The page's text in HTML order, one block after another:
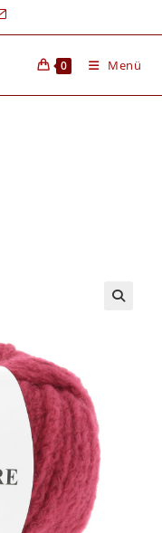
0 Menü